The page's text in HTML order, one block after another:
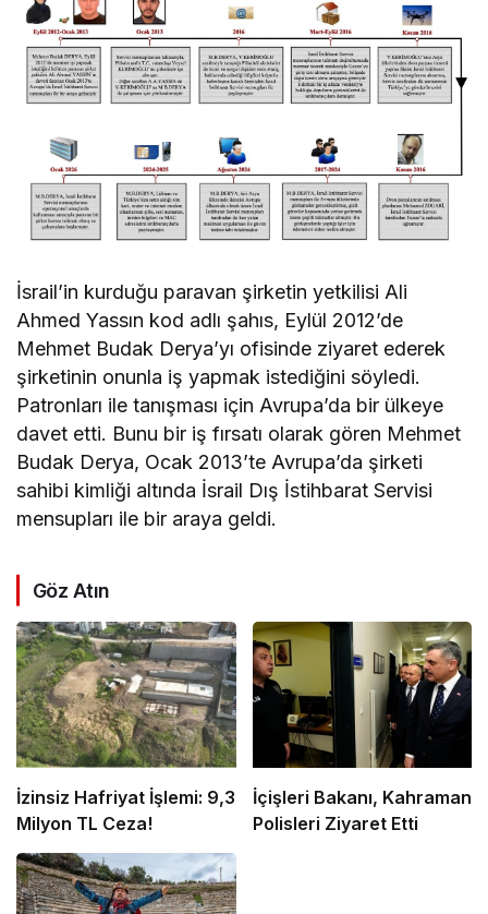
İsrail’in kurduğu paravan şirketin yetkilisi Ali
Ahmed Yassın kod adlı şahıs, Eylül 2012’de
Mehmet Budak Derya’yı ofisinde ziyaret ederek
şirketinin onunla iş yapmak istediğini söyledi.
Patronları ile tanışması için Avrupa’da bir ülkeye
davet etti. Bunu bir iş fırsatı olarak gören Mehmet
Budak Derya, Ocak 2013’te Avrupa’da şirketi
sahibi kimliği altında İsrail Dış İstihbarat Servisi
mensupları ile bir araya geldi.
Göz Atın
İzinsiz Hafriyat İşlemi: 9,3
Milyon TL Ceza!
İçişleri Bakanı, Kahraman
Polisleri Ziyaret Etti